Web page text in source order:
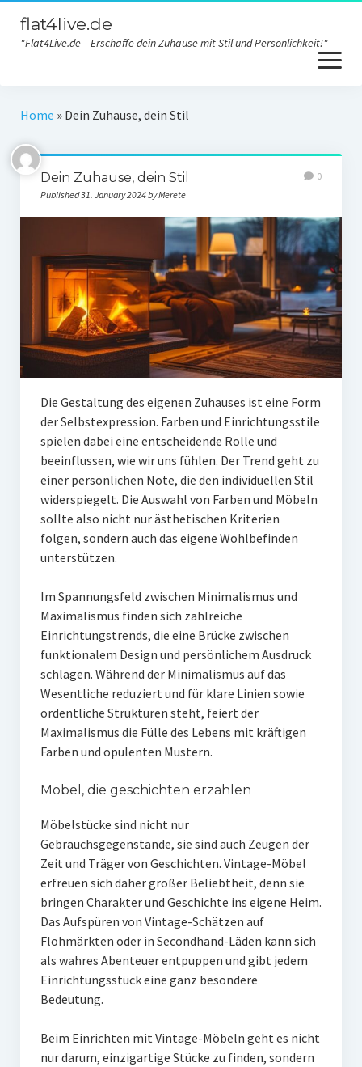
flat4live.de
"Flat4Live.de – Erschaffe dein Zuhause mit Stil und Persönlichkeit!"
open
menu
Home
Haus Dekoration
Möbel
Design
Contact
Privacy
Home » Dein Zuhause, dein Stil
Dein Zuhause, dein Stil
Published 31. January 2024 by Merete
0
Die Gestaltung des eigenen Zuhauses ist eine Form
der Selbstexpression. Farben und Einrichtungsstile
spielen dabei eine entscheidende Rolle und
beeinflussen, wie wir uns fühlen. Der Trend geht zu
einer persönlichen Note, die den individuellen Stil
widerspiegelt. Die Auswahl von Farben und Möbeln
sollte also nicht nur ästhetischen Kriterien
folgen, sondern auch das eigene Wohlbefinden
unterstützen.
Im Spannungsfeld zwischen Minimalismus und
Maximalismus finden sich zahlreiche
Einrichtungstrends, die eine Brücke zwischen
funktionalem Design und persönlichem Ausdruck
schlagen. Während der Minimalismus auf das
Wesentliche reduziert und für klare Linien sowie
ordentliche Strukturen steht, feiert der
Maximalismus die Fülle des Lebens mit kräftigen
Farben und opulenten Mustern.
Möbel, die geschichten erzählen
Möbelstücke sind nicht nur
Gebrauchsgegenstände, sie sind auch Zeugen der
Zeit und Träger von Geschichten. Vintage-Möbel
erfreuen sich daher großer Beliebtheit, denn sie
bringen Charakter und Geschichte ins eigene Heim.
Das Aufspüren von Vintage-Schätzen auf
Flohmärkten oder in Secondhand-Läden kann sich
als wahres Abenteuer entpuppen und gibt jedem
Einrichtungsstück eine ganz besondere
Bedeutung.
Beim Einrichten mit Vintage-Möbeln geht es nicht
nur darum, einzigartige Stücke zu finden, sondern